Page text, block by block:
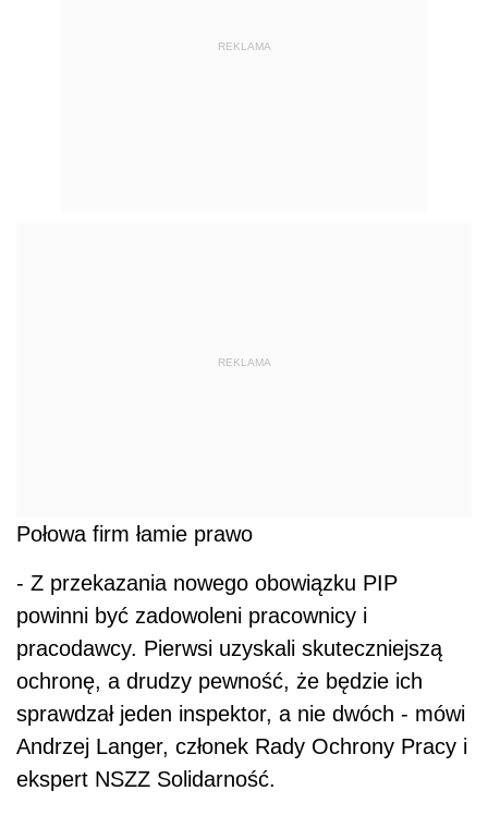
REKLAMA
REKLAMA
Połowa firm łamie prawo
- Z przekazania nowego obowiązku PIP
powinni być zadowoleni pracownicy i
pracodawcy. Pierwsi uzyskali skuteczniejszą
ochronę, a drudzy pewność, że będzie ich
sprawdzał jeden inspektor, a nie dwóch - mówi
Andrzej Langer, członek Rady Ochrony Pracy i
ekspert NSZZ Solidarność.